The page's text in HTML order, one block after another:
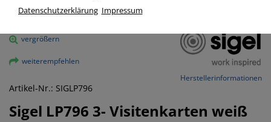
Herstellerinformationen
vergrößern
weiterempfehlen
Artikel-Nr.: SIGLP796
Sigel LP796 3- Visitenkarten weiß
Datenschutzerklärung Impressum